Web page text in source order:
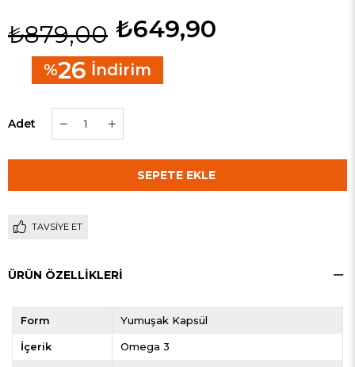
₺879,00 ₺649,90
%26 İndirim
Adet
TAVSIYE ET
ÜRÜN ÖZELLIKLERI
Form Yumuşak Kapsül
İçerik Omega 3